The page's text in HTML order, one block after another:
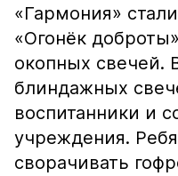
«Гармония»
«Огонёк
окопных свечей.
блиндажных
воспитанники и
учреждения.
сворачивать